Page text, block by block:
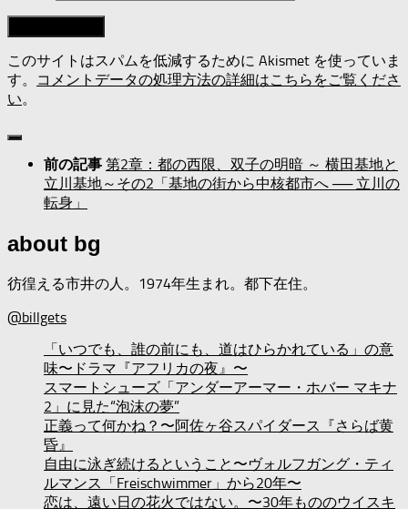
このサイトはスパムを低減するために Akismet を使っていま
す。
コメントデータの処理方法の詳細はこちらをご覧くださ
い。
前の記事 第2章：都の西限、双子の明暗 ～ 横田基地と
立川基地～その2「基地の街から中核都市へ ── 立川の
転身」
about bg
彷徨える市井の人。1974年生まれ。都下在住。
@billgets
「いつでも、誰の前にも、道はひらかれている」の意
味〜ドラマ『アフリカの夜』〜
スマートシューズ「アンダーアーマー・ホバー マキナ
2」に見た“泡沫の夢”
正義って何かね？〜阿佐ヶ谷スパイダース『さらば黄
昏』
自由に泳ぎ続けるということ〜ヴォルフガング・ティ
ルマンス「Freischwimmer」から20年〜
恋は、遠い日の花火ではない。〜30年もののウイスキ